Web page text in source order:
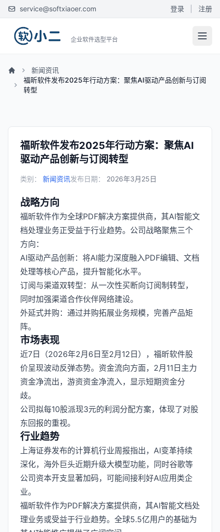
service@softxiaoer.com 登录 注册
企业软件选型平台
新闻资讯
福昕软件发布2025年行动方案：聚焦AI驱动产品创新与订阅
转型
福昕软件发布2025年行动方案：聚焦AI
驱动产品创新与订阅转型
类别： 新闻资讯发布日期： 2026年3月25日
战略方向
福昕软件作为全球PDF解决方案提供商，其AI智能文
档处理业务正受益于行业趋势。公司战略聚焦三个
方向：
AI驱动产品创新：将AI能力深度融入PDF编辑、文档
处理等核心产品，提升智能化水平。
订阅与渠道双转型：从一次性买断向订阅制转型，
同时加强渠道合作伙伴网络建设。
外延式并购：通过并购拓展业务规模，完善产品矩
阵。
市场表现
近7日（2026年2月6日至2月12日），福昕软件股
价呈现波动反弹态势。资金流向方面，2月11日主力
资金净流出，游资资金净流入，显示短期资金分
歧。
公司拟每10股派现3元的利润分配方案，体现了对股
东回报的重视。
行业趋势
上海证券发布的计算机行业周报指出，AI变革持续
深化，海外巨头近期升级大模型功能，同时谷歌等
公司资本开支显著加码，可能间接利好AI应用类企
业。
福昕软件作为PDF解决方案提供商，其AI智能文档处
理业务或受益于行业趋势。全球5.5亿用户的基础为